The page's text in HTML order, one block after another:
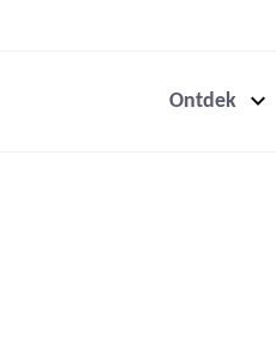
Ontdek